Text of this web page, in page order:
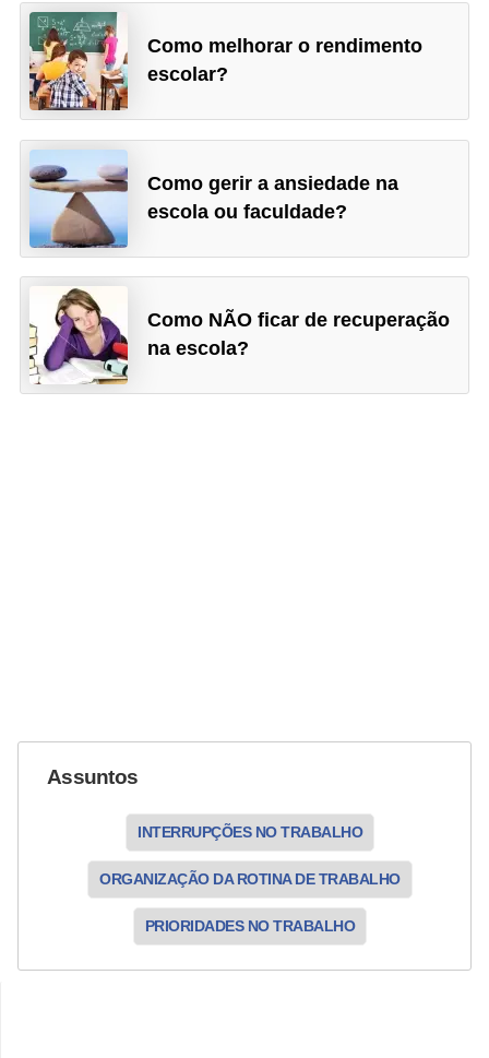
Como melhorar o rendimento
escolar?
Como gerir a ansiedade na
escola ou faculdade?
Como NÃO ficar de recuperação
na escola?
Assuntos
INTERRUPÇÕES NO TRABALHO
ORGANIZAÇÃO DA ROTINA DE TRABALHO
PRIORIDADES NO TRABALHO